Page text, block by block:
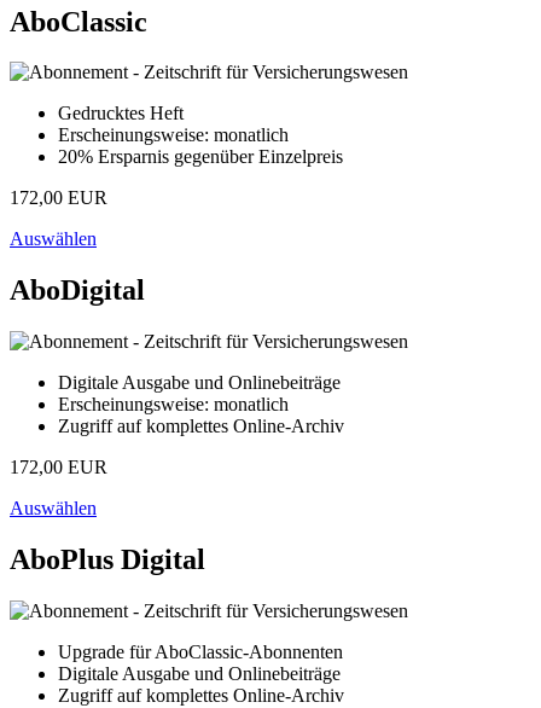
AboClassic
Gedrucktes Heft
Erscheinungsweise: monatlich
20% Ersparnis gegenüber Einzelpreis
172,00 EUR
Auswählen
AboDigital
Digitale Ausgabe und Onlinebeiträge
Erscheinungsweise: monatlich
Zugriff auf komplettes Online-Archiv
172,00 EUR
Auswählen
AboPlus Digital
Upgrade für AboClassic-Abonnenten
Digitale Ausgabe und Onlinebeiträge
Zugriff auf komplettes Online-Archiv